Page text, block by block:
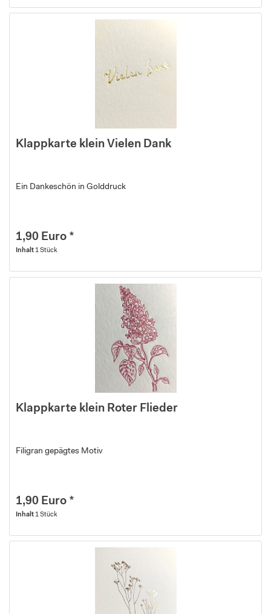
Klappkarte klein Vielen Dank
Ein Dankeschön in Golddruck
1,90 Euro *
Inhalt 1 Stück
Klappkarte klein Roter Flieder
Filigran gepägtes Motiv
1,90 Euro *
Inhalt 1 Stück